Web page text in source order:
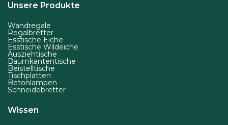
Unsere Produkte
Wandregale
Regalbretter
Esstische Eiche
Esstische Wildeiche
Ausziehtische
Baumkantentische
Beistelltische
Tischplatten
Betonlampen
Schneidebretter
Wissen